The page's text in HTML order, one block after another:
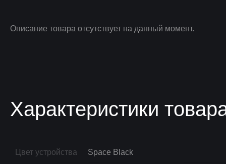
Описание товара отсутствует на данный момент.
Характеристики
Цвет устройства Space Black